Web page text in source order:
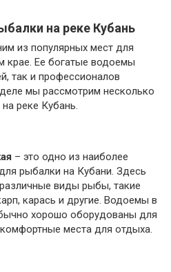
на реке Кубань
из популярных мест для
крае. Ее богатые водоемы
так и профессионалов
мы рассмотрим несколько
реке Кубань.
– это одно из наиболее
рыбалки на Кубани. Здесь
виды рыбы, такие
карась и другие. Водоемы в
хорошо оборудованы для
места для отдыха.